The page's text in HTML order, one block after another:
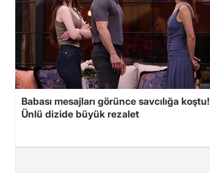
Babası mesajları görünce savcılığa koştu!
Ünlü dizide büyük rezalet